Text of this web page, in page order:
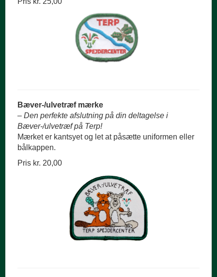
Bæver-/ulvetræf mærke
– Den perfekte afslutning på din deltagelse i
Bæver-/ulvetræf på Terp!
Mærket er kantsyet og let at påsætte uniformen eller
bålkappen.
Pris kr. 20,00